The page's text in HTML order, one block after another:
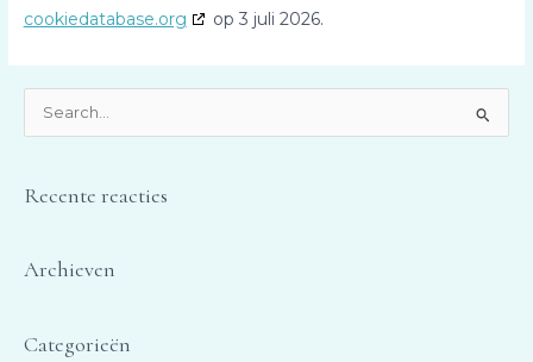
cookiedatabase.org
op 3 juli 2026.
k
a
Recente reacties
Archieven
Categorieën